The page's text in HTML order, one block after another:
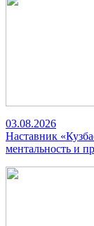
03.08.2026
Наставник
ментальность и